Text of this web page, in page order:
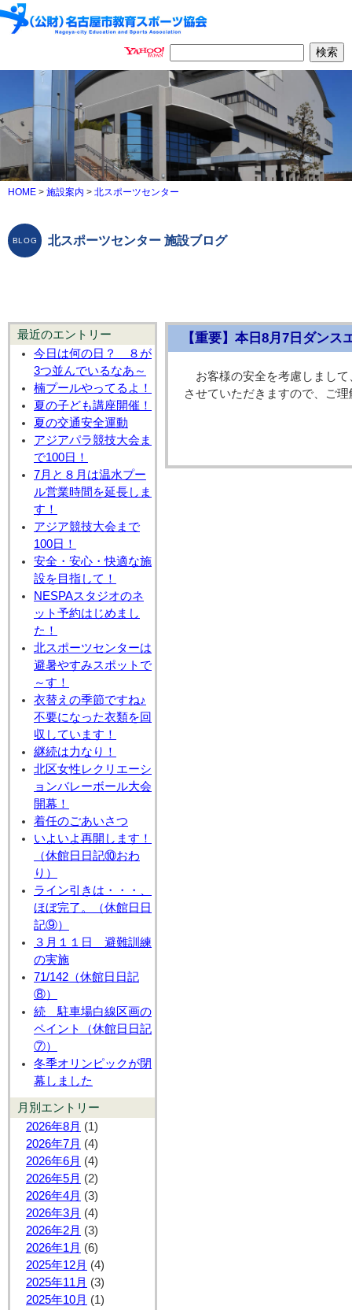
HOME > 施設案内 > 北スポーツセンター
北スポーツセンター 施設ブログ
最近のエントリー
今日は何の日？ ８が
3つ並んでいるなあ～
楠プールやってるよ！
夏の子ども講座開催！
夏の交通安全運動
アジアパラ競技大会ま
で100日！
7月と８月は温水プー
ル営業時間を延長しま
す！
アジア競技大会まで
100日！
安全・安心・快適な施
設を目指して！
NESPAスタジオのネ
ット予約はじめまし
た！
北スポーツセンターは
避暑やすみスポットで
～す！
衣替えの季節ですね♪
不要になった衣類を回
収しています！
継続は力なり！
北区女性レクリエーシ
ョンバレーボール大会
開幕！
着任のごあいさつ
いよいよ再開します！
（休館日日記⑩おわ
り）
ライン引きは・・・、
ほぼ完了。（休館日日
記⑨）
３月１１日 避難訓練
の実施
71/142（休館日日記
⑧）
続 駐車場白線区画の
ペイント（休館日日記
⑦）
冬季オリンピックが閉
幕しました
月別エントリー
2026年8月 (1)
2026年7月 (4)
2026年6月 (4)
2026年5月 (2)
2026年4月 (3)
2026年3月 (4)
2026年2月 (3)
2026年1月 (6)
2025年12月 (4)
2025年11月 (3)
2025年10月 (1)
【重要】本日8月7日ダン
お客様の安全を考慮しまし
させていただきますので、ご